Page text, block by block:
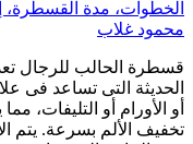
قسطرة الحالب للرجال
الحديثة التى تساعد فى
أو الأورام أو
تخفيف الألم بسرعة. يتم